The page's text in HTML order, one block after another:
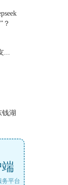
？
...
湖
务平台